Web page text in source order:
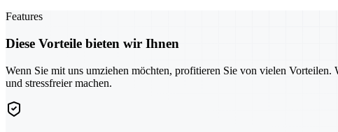
Features
Diese Vorteile bieten wir Ihnen
Wenn Sie mit uns umziehen möchten, profitieren Sie von vielen
und stressfreier machen.